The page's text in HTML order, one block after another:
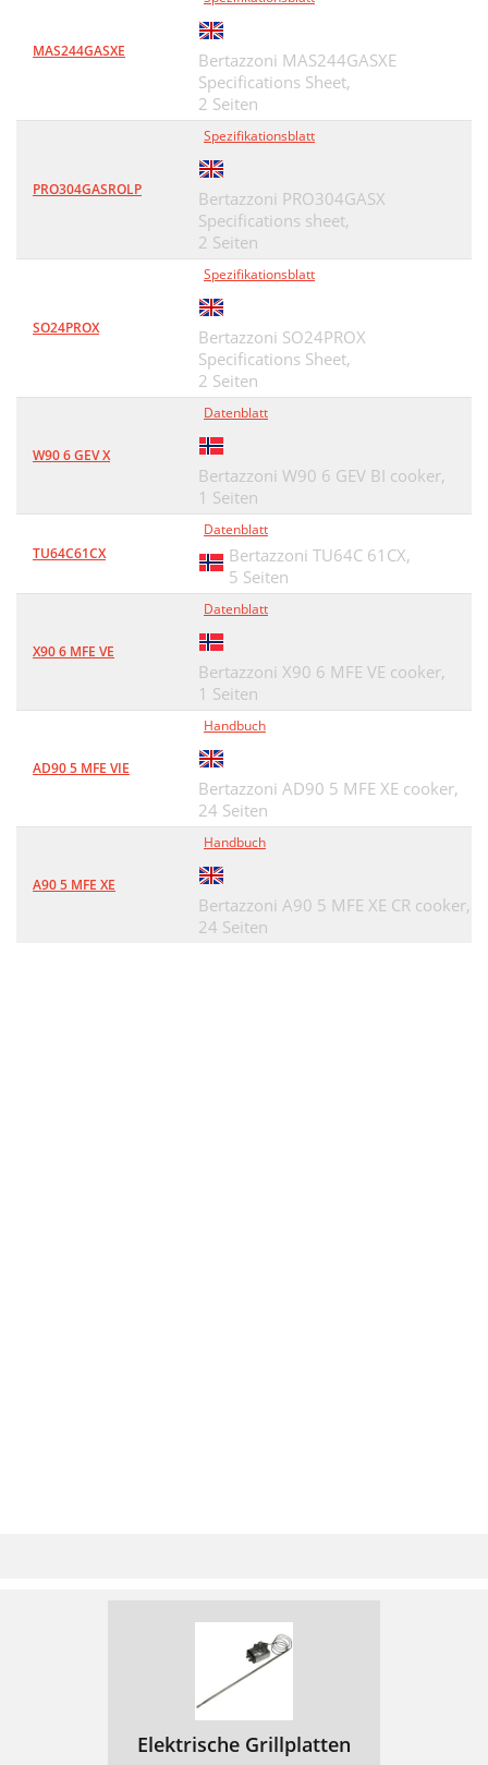
MAS244GASXE
Bertazzoni MAS244GASXE
Specifications Sheet,
2 Seiten
PRO304GASROLP
Spezifikationsblatt
Bertazzoni PRO304GASX
Specifications sheet,
2 Seiten
SO24PROX
Spezifikationsblatt
Bertazzoni SO24PROX
Specifications Sheet,
2 Seiten
W90 6 GEV X
Datenblatt
Bertazzoni W90 6 GEV BI cooker,
1 Seiten
TU64C61CX
Datenblatt
Bertazzoni TU64C 61CX,
5 Seiten
X90 6 MFE VE
Datenblatt
Bertazzoni X90 6 MFE VE cooker,
1 Seiten
AD90 5 MFE VIE
Handbuch
Bertazzoni AD90 5 MFE XE cooker,
24 Seiten
A90 5 MFE XE
Handbuch
Bertazzoni A90 5 MFE XE CR cooker,
24 Seiten
Elektrische Grillplatten